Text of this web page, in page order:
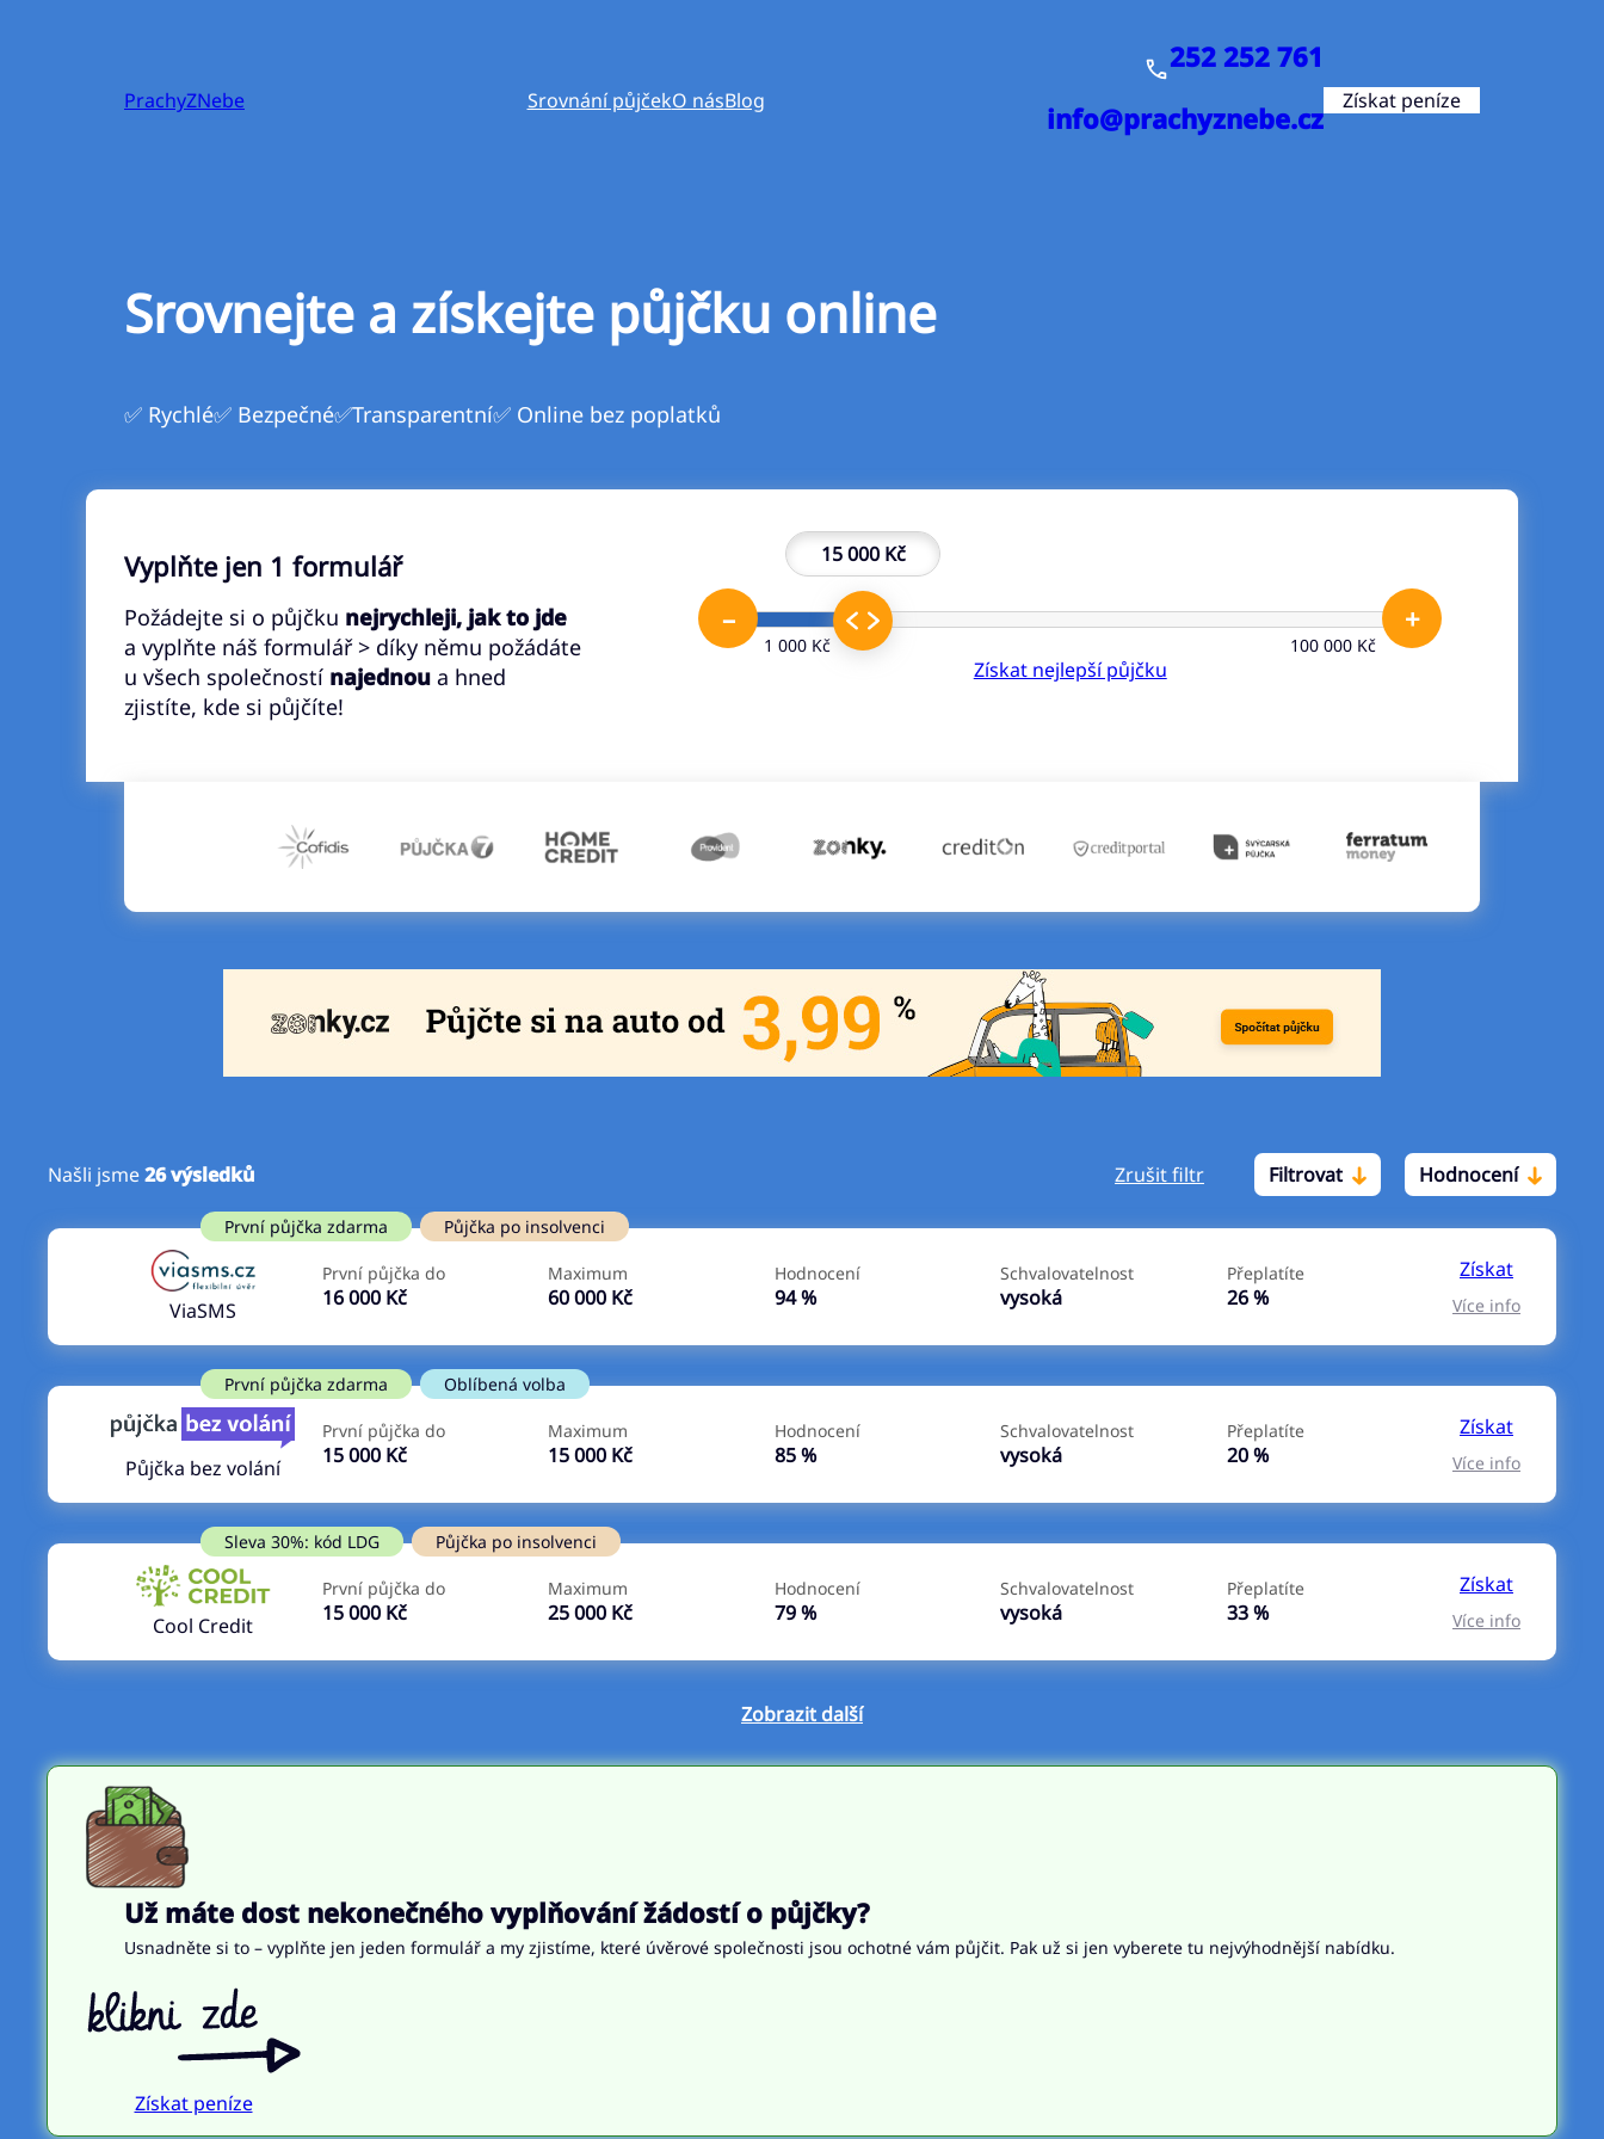
PrachyZNebe
Srovnání půjčekO násBlog
252 252 761
info@prachyznebe.cz
Získat peníze
Srovnejte a získejte půjčku online
✅ Rychlé✅ Bezpečné✅Transparentní✅ Online bez poplatků
Vyplňte jen 1 formulář
Požádejte si o půjčku nejrychleji, jak to jde
a vyplňte náš formulář > díky němu požádáte
u všech společností najednou a hned
zjistíte, kde si půjčíte!
15 000 Kč
– +
1 000 Kč 100 000 Kč
Získat nejlepší půjčku
Zrušit filtr Filtrovat
Hodnocení
Od
Do
První půjčka zdarma
ano
Našli jsme26výsledků
První půjčka zdarma Půjčka po insolvenci
ViaSMS
První půjčka do
16 000 Kč
Maximum
60 000 Kč
Hodnocení
94 %
Schvalovatelnost
vysoká
Přeplatíte
26 %
Získat
Více info
První půjčka zdarma Oblíbená volba
Půjčka bez volání
První půjčka do
15 000 Kč
Maximum
15 000 Kč
Hodnocení
85 %
Schvalovatelnost
vysoká
Přeplatíte
20 %
Získat
Více info
Sleva 30%: kód LDG Půjčka po insolvenci
Cool Credit
První půjčka do
15 000 Kč
Maximum
25 000 Kč
Hodnocení
79 %
Schvalovatelnost
vysoká
Přeplatíte
33 %
Získat
Více info
Zobrazit další
Už máte dost nekonečného vyplňování žádostí o půjčky?
Usnadněte si to – vyplňte jen jeden formulář a my zjistíme, které úvěrové společnosti jsou ochotné vám půjčit. Pak už si jen vyberete tu nejvýhodnější nabídku.
Získat peníze